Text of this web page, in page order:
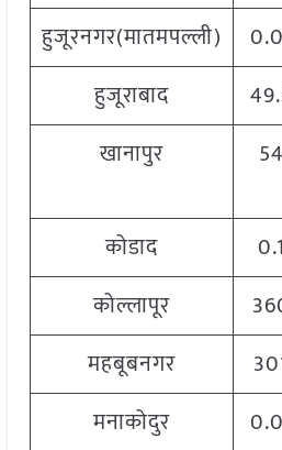
हुजूरनगर(मातमपल्ली)
हुजूराबाद
खानापुर
54
कोडाद 0.1
कोल्लापूर
महबूबनगर
मनाकोदुर